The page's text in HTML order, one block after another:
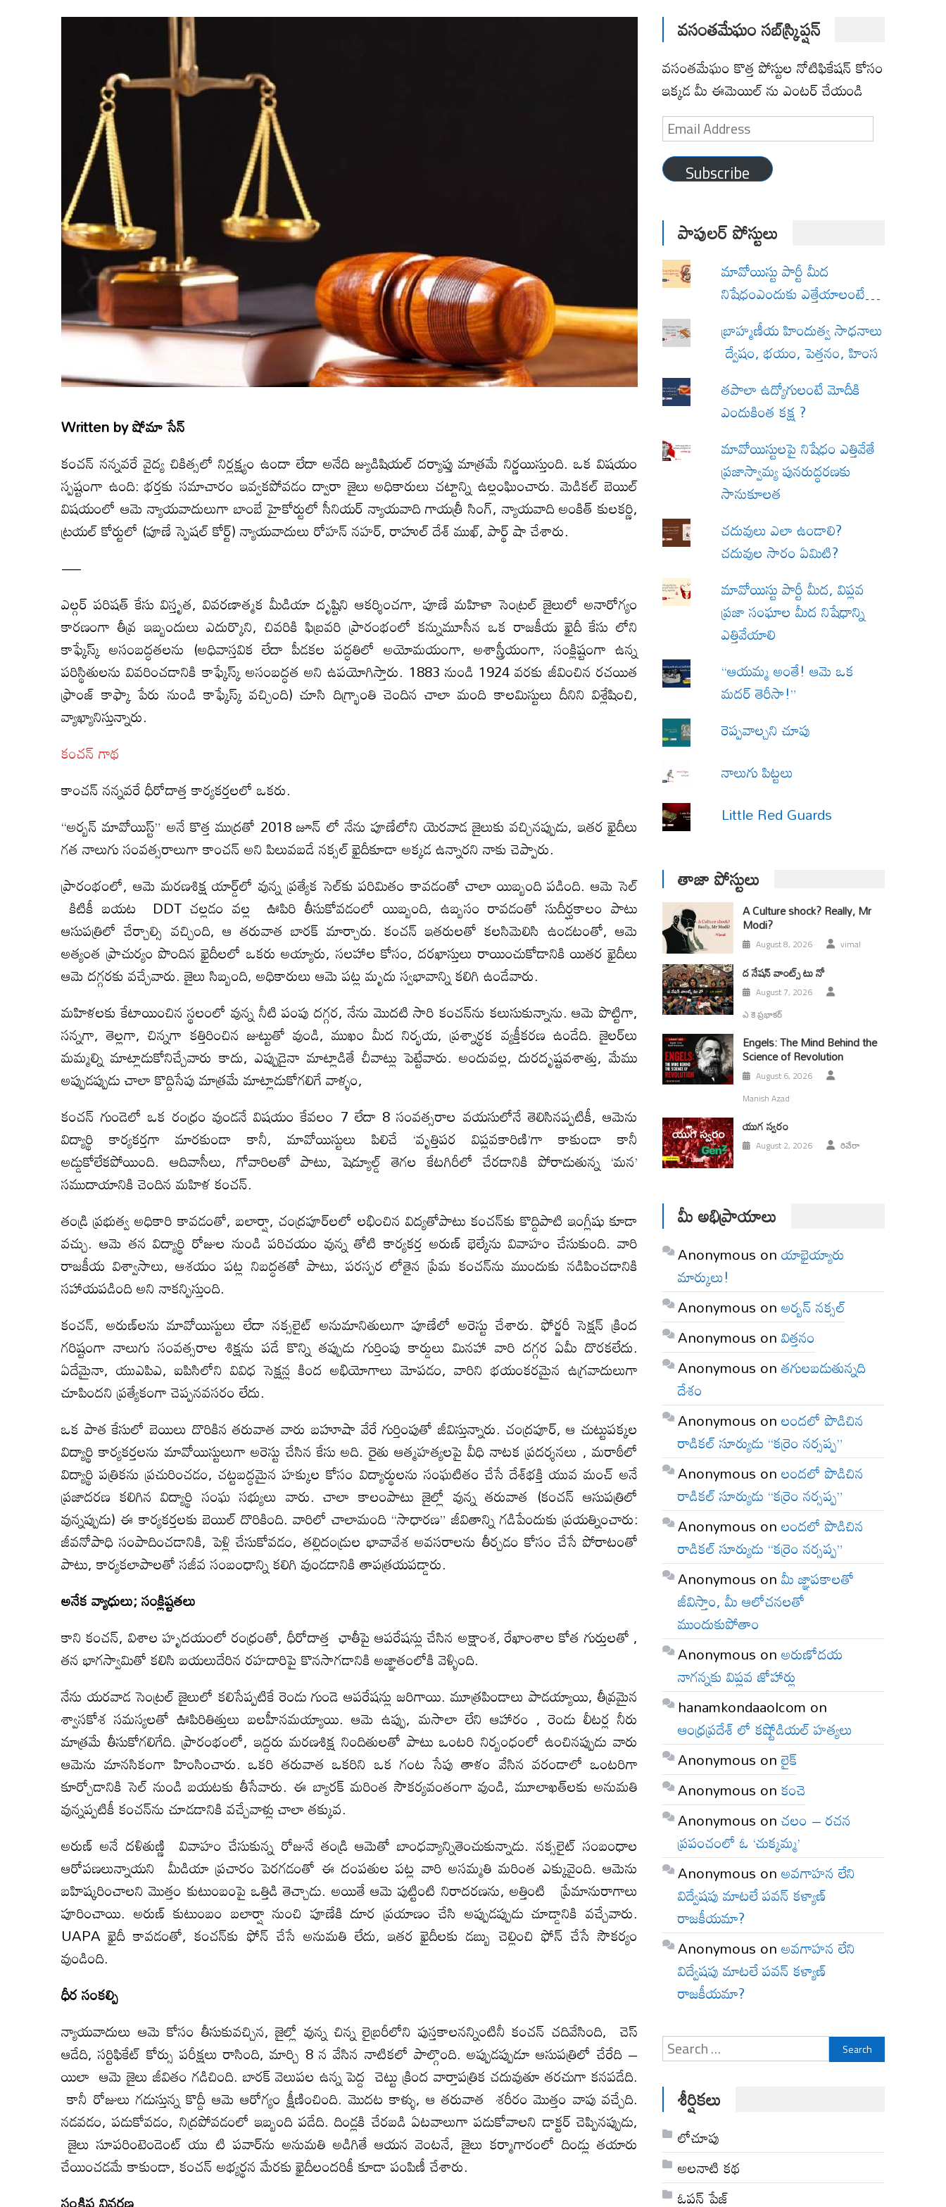
Written byషోమా సేన్
కంచన్ నన్నవరే వైద్య చికిత్సలో నిర్లక్ష్యం ఉందా లేదా అనేది జ్యుడిషియల్ దర్యాప్తు మాత్రమే నిర్ణయిస్తుంది. ఒక విషయం
స్పష్టంగా ఉంది: భర్తకు సమాచారం ఇవ్వకపోవడం ద్వారా జైలు అధికారులు చట్టాన్ని ఉల్లంఘించారు. మెడికల్ బెయిల్
విషయంలో ఆమె న్యాయవాదులుగా బాంబే హైకోర్టులో సీనియర్ న్యాయవాది గాయత్రీ సింగ్, న్యాయవాది అంకిత్ కులకర్ణి,
ట్రయల్ కోర్టులో (పూణే స్పెషల్ కోర్ట్) న్యాయవాదులు రోహన్ నహర్, రాహుల్ దేశ్ ముఖ్, పార్థ్ షా చేశారు.
—
ఎల్గర్ పరిషత్ కేసు విస్తృత, వివరణాత్మక మీడియా దృష్టిని ఆకర్శించగా, పూణే మహిళా సెంట్రల్ జైలులో అనారోగ్యం
కారణంగా తీవ్ర ఇబ్బందులు ఎదుర్కొని, చివరికి ఫిబ్రవరి ప్రారంభంలో కన్నుమూసీన ఒక రాజకీయ ఖైదీ కేసు లోని
కాఫ్కేస్క్ అసంబద్ధతలను (అధివాస్తవిక లేదా పీడకల పద్ధతిలో అయోమయంగా, అశాస్త్రీయంగా, సంక్లిష్టంగా ఉన్న
పరిస్థితులను వివరించడానికి కాఫ్కేస్క్ అసంబద్ధత అని ఉపయోగిస్తారు. 1883 నుండి 1924 వరకు జీవించిన రచయిత
ఫ్రాంజ్ కాఫ్కా పేరు నుండి కాఫ్కేస్క్ వచ్చింది) చూసి దిగ్భ్రాంతి చెందిన చాలా మంది కాలమిస్టులు దీనిని విశ్లేషించి,
వ్యాఖ్యానిస్తున్నారు.
కంచన్ గాథ
కాంచన్ నన్నవరే ధీరోదాత్త కార్యకర్తలలో ఒకరు.
“అర్బన్ మావోయిస్ట్” అనే కొత్త ముద్రతో 2018 జూన్ లో నేను పూణేలోని యెరవాడ జైలుకు వచ్చినప్పుడు, ఇతర ఖైదీలు
గత నాలుగు సంవత్సరాలుగా కాంచన్ అని పిలువబడే నక్సల్ ఖైదీకూడా అక్కడ ఉన్నారని నాకు చెప్పారు.
ప్రారంభంలో, ఆమె మరణశిక్ష యార్డ్‌లో వున్న ప్రత్యేక సెల్‌కు పరిమితం కావడంతో చాలా యిబ్బంది పడింది. ఆమె సెల్
కిటికీ బయట DDT చల్లడం వల్ల ఊపిరి తీసుకోవడంలో యిబ్బంది, ఉబ్బసం రావడంతో సుదీర్ఘకాలం పాటు
ఆసుపత్రిలో చేర్చాల్సి వచ్చింది, ఆ తరువాత బారక్ మార్చారు. కంచన్ ఇతరులతో కలసిమెలిసి ఉండటంతో, ఆమె
అత్యంత ప్రాచుర్యం పొందిన ఖైదీలలో ఒకరు అయ్యారు, సలహాల కోసం, దరఖాస్తులు రాయించుకోడానికి యితర ఖైదీలు
ఆమె దగ్గరకు వచ్చేవారు. జైలు సిబ్బంది, అధికారులు ఆమె పట్ల మృదు స్వభావాన్ని కలిగి ఉండేవారు.
మహిళలకు కేటాయించిన స్థలంలో వున్న నీటి పంపు దగ్గర, నేను మొదటి సారి కంచన్‌ను కలుసుకున్నాను. ఆమె పొట్టిగా,
సన్నగా, తెల్లగా, చిన్నగా కత్తిరించిన జుట్టుతో వుండి, ముఖం మీద నిర్భయ, ప్రశ్నార్థక వ్యక్తీకరణ ఉండేది. జైలర్‌లు
మమ్మల్ని మాట్లాడుకోనిచ్చేవారు కాదు, ఎప్పుడైనా మాట్లాడితే చీవాట్లు పెట్టేవారు. అందువల్ల, దురదృష్టవశాత్తు, మేము
అప్పుడప్పుడు చాలా కొద్దిసేపు మాత్రమే మాట్లాడుకోగలిగే వాళ్ళం,
కంచన్ గుండెలో ఒక రంధ్రం వుండనే విషయం కేవలం 7 లేదా 8 సంవత్సరాల వయసులోనే తెలిసినప్పటికీ, ఆమెను
విద్యార్థి కార్యకర్తగా మారకుండా కానీ, మావోయిస్టులు పిలిచే ‘వృత్తిపర విప్లవకారిణి’గా కాకుండా కానీ
అడ్డుకోలేకపోయింది. ఆదివాసీలు, గోవారిలతో పాటు, షెడ్యూల్డ్ తెగల కేటగిరీలో చేరడానికి పోరాడుతున్న ‘మన’
సముదాయానికి చెందిన మహిళ కంచన్.
తండ్రి ప్రభుత్వ అధికారి కావడంతో, బలార్షా, చంద్రపూర్‌‌లలో లభించిన విద్యతోపాటు కంచన్‌కు కొద్దిపాటి ఇంగ్లీషు కూడా
వచ్చు. ఆమె తన విద్యార్థి రోజుల నుండి పరిచయం వున్న తోటి కార్యకర్త అరుణ్ భెల్కేను వివాహం చేసుకుంది. వారి
రాజకీయ విశ్వాసాలు, ఆశయం పట్ల నిబద్ధతతో పాటు, పరస్పర లోతైన ప్రేమ కంచన్‌ను ముందుకు నడిపించడానికి
సహాయపడింది అని నాకన్పిస్తుంది.
కంచన్, అరుణ్‌లను మావోయిస్టులు లేదా నక్సలైట్ అనుమానితులుగా పూణేలో అరెస్టు చేశారు. ఫోర్జరీ సెక్షన్ క్రింద
గరిష్టంగా నాలుగు సంవత్సరాల శిక్షను పడే కొన్ని తప్పుడు గుర్తింపు కార్డులు మినహా వారి దగ్గర ఏమీ దొరకలేదు.
ఏదేమైనా, యుఎపిఎ, ఐపిసిలోని వివిధ సెక్షన్ల కింద అభియోగాలు మోపడం, వారిని భయంకరమైన ఉగ్రవాదులుగా
చూపిందని ప్రత్యేకంగా చెప్పనవసరం లేదు.
ఒక పాత కేసులో బెయిలు దొరికిన తరువాత వారు బహూషా వేరే గుర్తింపుతో జీవిస్తున్నారు. చంద్రపూర్, ఆ చుట్టుపక్కల
విద్యార్థి కార్యకర్తలను మావోయిస్టులుగా అరెస్టు చేసిన కేసు అది. రైతు ఆత్మహత్యలపై వీధి నాటక ప్రదర్శనలు , మరాఠీలో
విద్యార్థి పత్రికను ప్రచురించడం, చట్టబద్ధమైన హక్కుల కోసం విద్యార్థులను సంఘటితం చేసే దేశ్‌భక్తి యువ మంచ్ అనే
ప్రజాదరణ కలిగిన విద్యార్థి సంఘ సభ్యులు వారు. చాలా కాలంపాటు జైల్లో వున్న తరువాత (కంచన్ ఆసుపత్రిలో
వున్నప్పుడు) ఈ కార్యకర్తలకు బెయిల్ దొరికింది. వారిలో చాలామంది “సాధారణ” జీవితాన్ని గడిపేందుకు ప్రయత్నించారు:
జీవనోపాధి సంపాదించడానికి, పెళ్లి చేసుకోవడం, తల్లిదండ్రుల భావావేశ అవసరాలను తీర్చడం కోసం చేసే పోరాటంతో
పాటు, కార్యకలాపాలతో సజీవ సంబంధాన్ని కలిగి వుండడానికి తాపత్రయపడ్డారు.
అనేక వ్యాధులు;సంక్లిష్టతలు
కాని కంచన్, విశాల హృదయంలో రంధ్రంతో, ధీరోదాత్త ఛాతీపై ఆపరేషన్లు చేసిన అక్షాంశ, రేఖాంశాల కోత గుర్తులతో ,
తన భాగస్వామితో కలిసి బయలుదేరిన రహదారిపై కొనసాగడానికి అజ్ఞాతంలోకి వెళ్ళింది.
నేను యరవాడ సెంట్రల్ జైలులో కలిసేప్పటికే రెండు గుండె ఆపరేషన్లు జరిగాయి. మూత్రపిండాలు పాడయ్యాయి, తీవ్రమైన
శ్వాసకోశ సమస్యలతో ఊపిరితిత్తులు బలహీనమయ్యాయి. ఆమె ఉప్పు, మసాలా లేని ఆహారం , రెండు లీటర్ల నీరు
మాత్రమే తీసుకోగలిగేది. ప్రారంభంలో, ఇద్దరు మరణశిక్ష నిందితులతో పాటు ఒంటరి నిర్బంధంలో ఉంచినప్పుడు వారు
ఆమెను మానసికంగా హింసించారు. ఒకరి తరువాత ఒకరిని ఒక గంట సేపు తాళం వేసిన వరండాలో ఒంటరిగా
కూర్చోడానికి సెల్ నుండి బయటకు తీసేవారు. ఈ బ్యారక్‌ మరింత సౌకర్యవంతంగా వుండి, మూలాఖత్‌లకు అనుమతి
వున్నప్పటికీ కంచన్‌ను చూడడానికి వచ్చేవాళ్లు చాలా తక్కువ.
అరుణ్ అనే దళితుణ్ణి వివాహం చేసుకున్న రోజునే తండ్రి ఆమెతో బాంధవ్యాన్నితెంచుకున్నాడు. నక్సలైట్ సంబంధాల
ఆరోపణలున్నాయని మీడియా ప్రచారం పెరగడంతో ఈ దంపతుల పట్ల వారి అసమ్మతి మరింత ఎక్కువైంది. ఆమెను
బహిష్కరించాలని మొత్తం కుటుంబంపై ఒత్తిడి తెచ్చాడు. అయితే ఆమె పుట్టింటి నిరాదరణను, అత్తింటి ప్రేమానురాగాలు
పూరించాయి. అరుణ్ కుటుంబం బలార్షా నుంచి పూణేకి దూర ప్రయాణం చేసి అప్పుడప్పుడు చూడ్డానికి వచ్చేవారు.
UAPA ఖైదీ కావడంతో, కంచన్‌కు ఫోన్ చేసే అనుమతి లేదు, ఇతర ఖైదీలకు డబ్బు చెల్లించి ఫోన్ చేసే సౌకర్యం
వుండింది.
ధీర సంకల్పి
న్యాయవాదులు ఆమె కోసం తీసుకువచ్చిన, జైల్లో వున్న చిన్న లైబ్రరీలోని పుస్తకాలనన్నింటినీ కంచన్ చదివేసింది, చెస్
ఆడేది, సర్టిఫికేట్ కోర్సు పరీక్షలు రాసింది, మార్చి 8 న వేసిన నాటికలో పాల్గొంది. అప్పుడప్పుడూ ఆసుపత్రిలో చేరేది –
యిలా ఆమె జైలు జీవితం గడిచింది. బారక్ వెలుపల ఉన్న పెద్ద చెట్టు క్రింద వార్తాపత్రిక చదువుతూ తరచుగా కనపడేది.
కానీ రోజులు గడుస్తున్న కొద్దీ ఆమె ఆరోగ్యం క్షీణించింది. మొదట కాళ్ళు, ఆ తరువాత శరీరం మొత్తం వాపు వచ్చేది.
నడవడం, పడుకోవడం, నిద్రపోవడంలో ఇబ్బంది పడేది. దిండ్లకి చేరబడి ఏటవాలుగా పడుకోవాలని డాక్టర్ చెప్పినప్పుడు,
జైలు సూపరింటెండెంట్ యు టి పవార్‌ను అనుమతి అడిగితే ఆయన వెంటనే, జైలు కర్మాగారంలో దిండ్లు తయారు
చేయించడమే కాకుండా, కంచన్ అభ్యర్థన మేరకు ఖైదీలందరికీ కూడా పంపిణీ చేశారు.
వసంతమేఘం సబ్‌స్క్రిప్షన్
వసంతమేఘం కొత్త పోస్టుల నోటిఫికేషన్ కోసం
ఇక్కడ మీ ఈమెయిల్ ను ఎంటర్ చేయండి
Email
Address
Subscribe
పాపులర్ పోస్టులు
మావోయిస్టు పార్టీ మీద
నిషేధంఎందుకు ఎత్తేయాలంటే…
బ్రాహ్మణీయ హిందుత్వ సాధనాలు
ద్వేషం, భయం, పెత్తనం, హింస
త‌పాలా ఉద్యోగులంటే మోదీకి
ఎందుకింత కక్ష ?
మావోయిస్టులపై నిషేధం ఎత్తివేతే
ప్రజాస్వామ్య పునరుద్ధరణకు
సానుకూలత
చదువులు ఎలా ఉండాలి?
చదువుల సారం ఏమిటి?
మావోయిస్టు పార్టీ మీద, విప్లవ
ప్రజా సంఘాల మీద నిషేధాన్ని
ఎత్తివేయాలి
“ఆయమ్మ అంతే! ఆమె ఒక
మదర్ తెరీసా!”
రెప్పవాల్చని చూపు
నాలుగు పిట్టలు
Little Red Guards
తాజా పోస్టులు
A Culture shock? Really, Mr
Modi?
August 8, 2026 vimal
ద నేషన్ వాంట్స్ టు నో
August 7, 2026
ఎ కె ప్రభాకర్
Engels: The Mind Behind the
Science of Revolution
August 6, 2026
Manish Azad
యుగ స్వ‌రం
August 2, 2026 రివేరా
మీ అభిప్రాయాలు
Anonymous onయాభైయ్యారు
మార్కులు!
Anonymous onఅర్బన్ నక్సల్
Anonymous onవిత్తనం
Anonymous onతగులబడుతున్నది
దేశం
Anonymous onలందలో పొడిచిన
రాడికల్ సూర్యుడు “కర్రెం నర్సప్ప”
Anonymous onలందలో పొడిచిన
రాడికల్ సూర్యుడు “కర్రెం నర్సప్ప”
Anonymous onలందలో పొడిచిన
రాడికల్ సూర్యుడు “కర్రెం నర్సప్ప”
Anonymous onమీ జ్ఞాపకాలతో
జీవిస్తాం, మీ ఆలోచనలతో
ముందుకుపోతాం
Anonymous onఅరుణోదయ
నాగన్నకు విప్లవ జోహార్లు
hanamkondaaolcom on
ఆంధ్రప్రదేశ్ లో కష్టోడియల్ హత్యలు
Anonymous onలైక్
Anonymous onకంచె
Anonymous onచలం – రచన
ప్రపంచంలో ఓ ‘చుక్కమ్మ’
Anonymous onఅవగాహన లేని
విద్వేషపు మాటలే పవన్ కళ్యాణ్
రాజకీయమా?
Anonymous onఅవగాహన లేని
విద్వేషపు మాటలే పవన్ కళ్యాణ్
రాజకీయమా?
Search
for:
శీర్షికలు
లోచూపు
అల‌నాటి క‌థ‌
ఓపన్ పేజ్